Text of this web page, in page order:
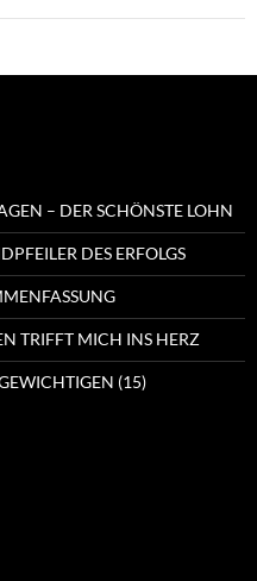
– DER SCHÖNSTE LOHN
DES ERFOLGS
TRIFFT MICH INS HERZ
(15)